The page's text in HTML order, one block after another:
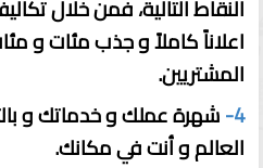
النقاط التالية، فمن خلال
اعلاناً كاملاً و جذب مئات و
المشتريين.
4- شهرة عملك و خدماتك و
العالم و أنت في مكانك.